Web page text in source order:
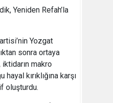
Yeniden Refah’la
Yozgat
sonra ortaya
makro
kırıklığına karşı
oluşturdu.